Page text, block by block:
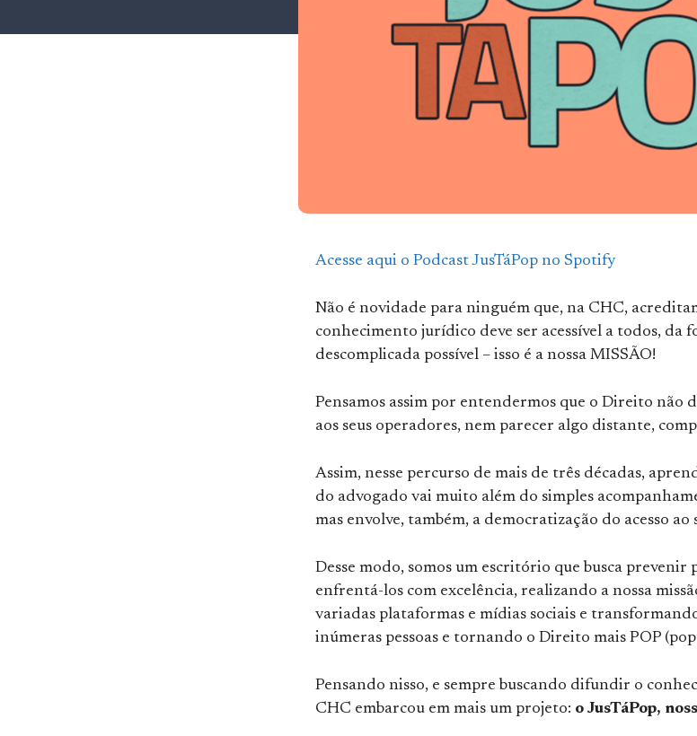
Acesse aqui o Podcast JusTáPop no Spotify
Não é novidade para ninguém que, na CHC,
conhecimento jurídico deve ser acessível a todos, da
descomplicada possível – isso é a nossa MISSÃO!
Pensamos assim por entendermos que o Direito não
aos seus operadores, nem parecer algo distante,
Assim, nesse percurso de mais de três décadas,
do advogado vai muito além do simples
mas envolve, também, a democratização do acesso ao
Desse modo, somos um escritório que busca prevenir
enfrentá-los com excelência, realizando a nossa
variadas plataformas e mídias sociais e
inúmeras pessoas e tornando o Direito mais POP
Pensando nisso, e sempre buscando difundir o
CHC embarcou em mais um projeto: o JusTáPop,